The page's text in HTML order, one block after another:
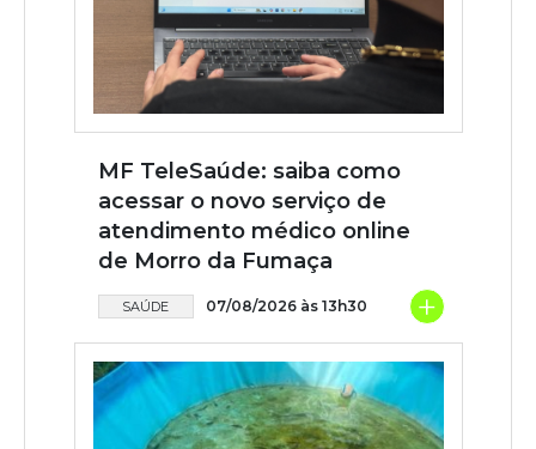
MF TeleSaúde: saiba como
acessar o novo serviço de
atendimento médico online
de Morro da Fumaça
SAÚDE 07/08/2026 às 13h30 +